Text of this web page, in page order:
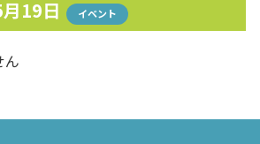
19日
イベント
ん